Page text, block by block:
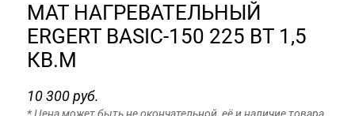
МАТ НАГРЕВАТЕЛЬНЫЙ
ERGERT BASIC-150 225 ВТ 1,5
КВ.М
10 300 руб.